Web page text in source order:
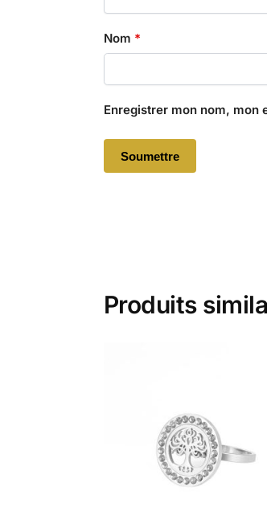
Nom *
Enregistrer mon nom, mon
Produits